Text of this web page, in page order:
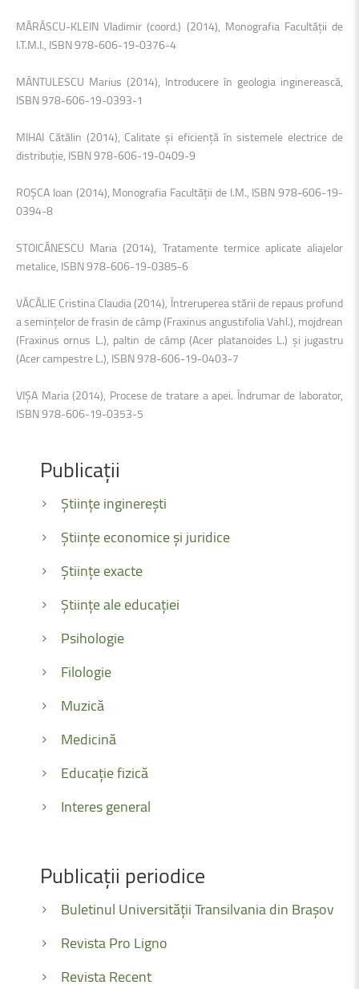
MĂRĂSCU-KLEIN Vladimir (coord.) (2014), Monografia Facultăţii de
I.T.M.I., ISBN 978-606-19-0376-4
MÂNTULESCU Marius (2014), Introducere în geologia inginerească,
ISBN 978-606-19-0393-1
MIHAI Cătălin (2014), Calitate şi eficienţă în sistemele electrice de
distribuţie, ISBN 978-606-19-0409-9
ROŞCA Ioan (2014), Monografia Facultăţii de I.M., ISBN 978-606-19-
0394-8
STOICĂNESCU Maria (2014), Tratamente termice aplicate aliajelor
metalice, ISBN 978-606-19-0385-6
VĂCĂLIE Cristina Claudia (2014), Întreruperea stării de repaus profund
a seminţelor de frasin de câmp (Fraxinus angustifolia Vahl.), mojdrean
(Fraxinus ornus L.), paltin de câmp (Acer platanoides L.) şi jugastru
(Acer campestre L.), ISBN 978-606-19-0403-7
VIŞA Maria (2014), Procese de tratare a apei. Îndrumar de laborator,
ISBN 978-606-19-0353-5
Publicații
Științe inginerești
Științe economice și juridice
Științe exacte
Științe ale educației
Psihologie
Filologie
Muzică
Medicină
Educație fizică
Interes general
Publicații periodice
Buletinul Universității Transilvania din Brașov
Revista Pro Ligno
Revista Recent